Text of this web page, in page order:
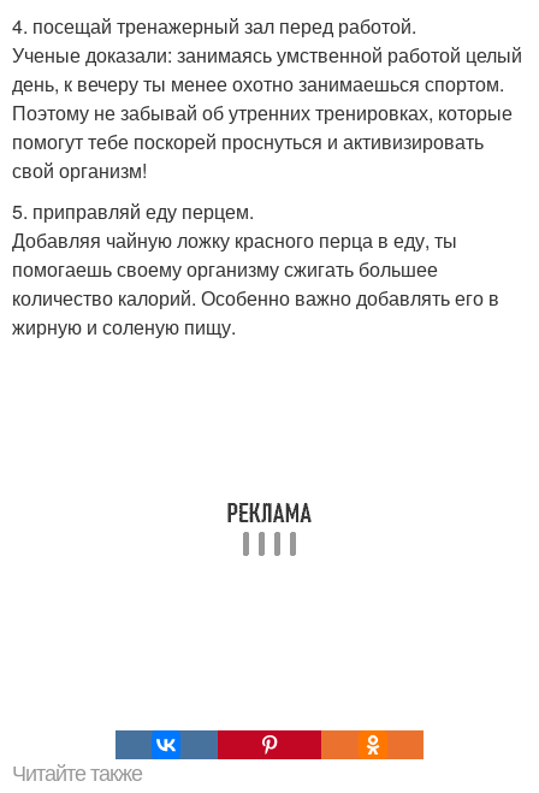
4. посещай тренажерный зал перед работой.
Ученые доказали: занимаясь умственной работой целый
день, к вечеру ты менее охотно занимаешься спортом.
Поэтому не забывай об утренних тренировках, которые
помогут тебе поскорей проснуться и активизировать
свой организм!
5. приправляй еду перцем.
Добавляя чайную ложку красного перца в еду, ты
помогаешь своему организму сжигать большее
количество калорий. Особенно важно добавлять его в
жирную и соленую пищу.
Читайте также